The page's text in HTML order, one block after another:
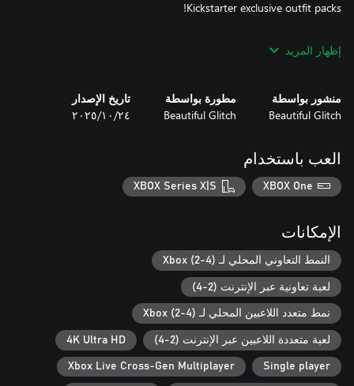
formula, but adding some new spice to it. You will see ;)
إظهار المزيد
منشور بواسطة
Beautiful Glitch
مطورة بواسطة
Beautiful Glitch
تاريخ الإصدار
٢٤‏/١٠‏/٢٠٢٥
العب باستخدام
XBOX One
XBOX Series X|S
الإمكانات
النمط التعاوني المحلي لـ Xbox (2-4)
لعبة تعاونية عبر الإنترنت (2-4)
نمط متعدد اللاعبين المحلي لـ Xbox (2-4)
لعبة متعددة اللاعبين عبر الإنترنت (2-4) 4K Ultra HD
Single player
Xbox Live Cross-Gen Multiplayer